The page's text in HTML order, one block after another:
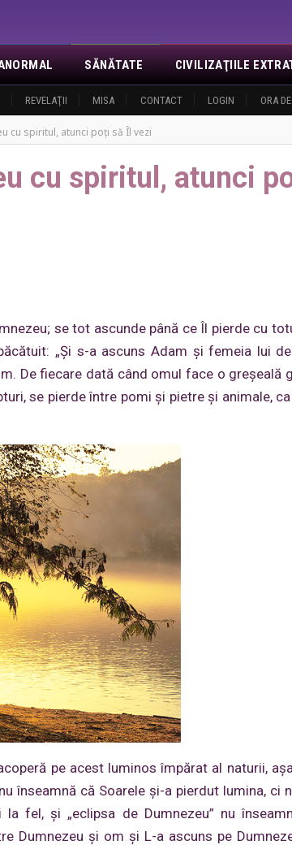
REVELAŢII MISA CONTACT LOGIN ORA
SĂNĂTATE CIVILIZAŢIILE
cu spiritul, atunci poţi să Îl vezi
cu spiritul, atunci
se tot ascunde până ce Îl pierde cu
„Și s-a ascuns Adam şi femeia lui
De fiecare dată când omul face o greşeală
se pierde între pomi şi pietre şi animale,
pe acest luminos împărat al naturii,
înseamnă că Soarele şi-a pierdut lumina, ci
fel, şi „eclipsa de Dumnezeu” nu
Dumnezeu şi om şi L-a ascuns pe